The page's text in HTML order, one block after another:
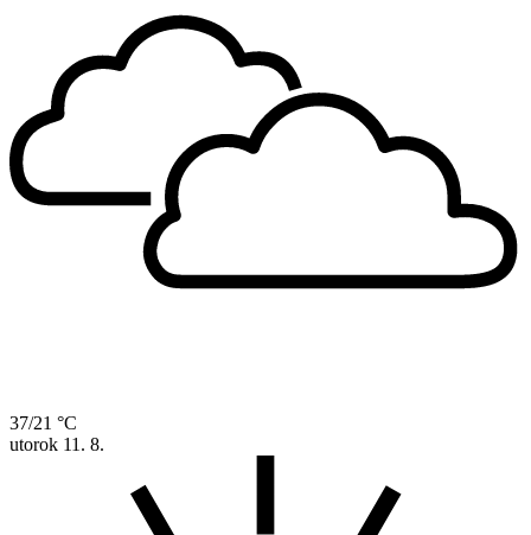
37/21 °C
utorok 11. 8.